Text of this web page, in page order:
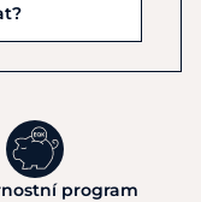
program